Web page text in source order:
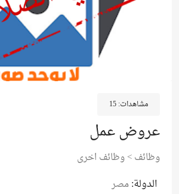
مشاهدات:15
عروض عمل
وظائف>وظائف اخرى
الدولة: مصر